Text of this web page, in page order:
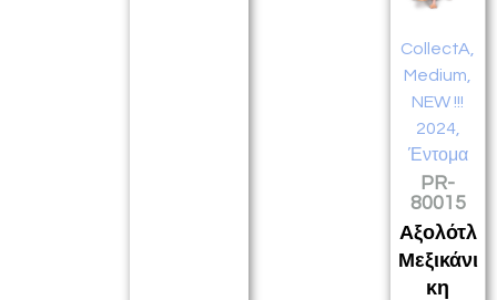
CollectA
Medium
NEW !!!
2024,
Έντομα
PR-
80015
Αξολότλ
Μεξικάνι
κη